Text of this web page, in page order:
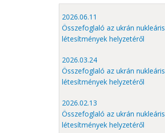
2026.06.11
Összefoglaló az ukrán nukleáris
létesítmények helyzetéről
2026.03.24
Összefoglaló az ukrán nukleáris
létesítmények helyzetéről
2026.02.13
Összefoglaló az ukrán nukleáris
létesítmények helyzetéről